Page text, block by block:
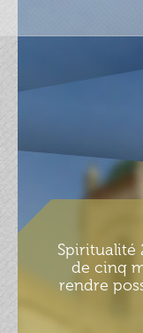
Spiritualité
de cinq
rendre